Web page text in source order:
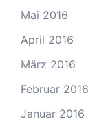
Mai 2016
April 2016
März 2016
Februar 2016
Januar 2016